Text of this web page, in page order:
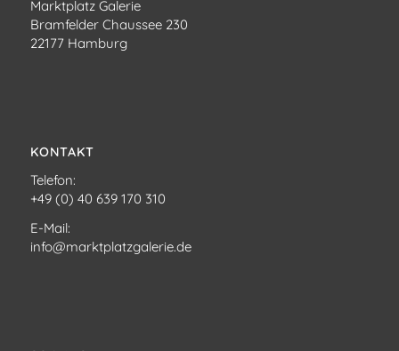
Marktplatz Galerie
Bramfelder Chaussee 230
22177 Hamburg
KONTAKT
Telefon:
+49 (0) 40 639 170 310
E-Mail:
info@marktplatzgalerie.de